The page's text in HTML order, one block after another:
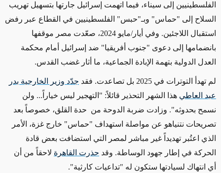
الفلسطينيين إلى سيناء، فيما اتهمت إسرائيل جارتها بتسهيل تهريب
السلاح إلى "حماس" وبـ"حبس" الفلسطينيين في القطاع عبر رفض
استقبال اللاجئين. وفي أيار/مايو 2024، صعّدت مصر موقفها
بانضمامها إلى دعوى "جنوب أفريقيا" ضد إسرائيل أمام محكمة
العدل الدولية بتهمة الإبادة الجماعية، ما أثار غضب القدس.
لم تهدأ التوترات في 2025 بل تصاعدت. فقد
جدّد وزير الخارجية بدر
عبد العاطي هذا الشهر التحذير قائلاً: "التهجير ليس خياراً... ولن
نسمح بحدوثه". وزادت ضربة الدوحة من حدة القلق، خصوصاً بعد
تصريحات نتنياهو عن مواصلة استهداف "حماس" خارج غزة، الأمر
الذي اعتُبر تهديداً غير مباشر لمصر التي استضافت بعض قادة
الحركة في إطار جهود الوساطة. وقد حذرت القاهرة لاحقاً من أن
أي انتهاك لسيادتها ستكون له "تداعيات كارثية".